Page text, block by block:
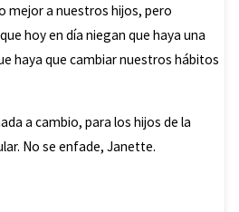
mejor a nuestros hijos, pero
hoy en día niegan que haya una
haya que cambiar nuestros hábitos
a cambio, para los hijos de la
No se enfade, Janette.